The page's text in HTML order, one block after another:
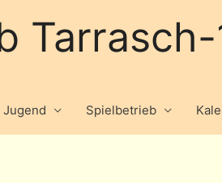
Jugend Spielbetrieb